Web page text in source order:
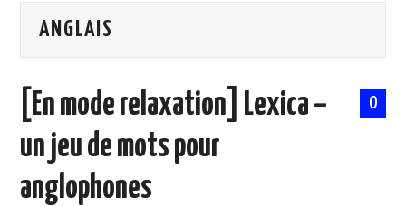
QUI SUIS-JE?
DOCUMENTS
MOOC SUIVIS
ANGLAIS
0
[En mode relaxation] Lexica –
un jeu de mots pour
anglophones